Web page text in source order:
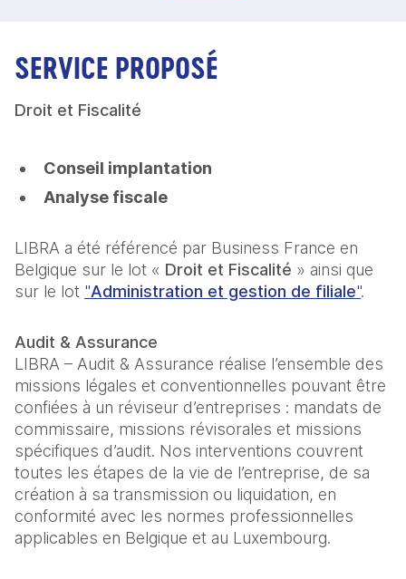
SERVICE PROPOSÉ
Droit et Fiscalité
Conseil implantation
Analyse fiscale
LIBRA a été référencé par Business France en
Belgique sur le lot « Droit et Fiscalité » ainsi que
sur le lot "Administration et gestion de filiale".
Audit & Assurance
LIBRA – Audit & Assurance réalise l’ensemble des
missions légales et conventionnelles pouvant être
confiées à un réviseur d’entreprises : mandats de
commissaire, missions révisorales et missions
spécifiques d’audit. Nos interventions couvrent
toutes les étapes de la vie de l’entreprise, de sa
création à sa transmission ou liquidation, en
conformité avec les normes professionnelles
applicables en Belgique et au Luxembourg.